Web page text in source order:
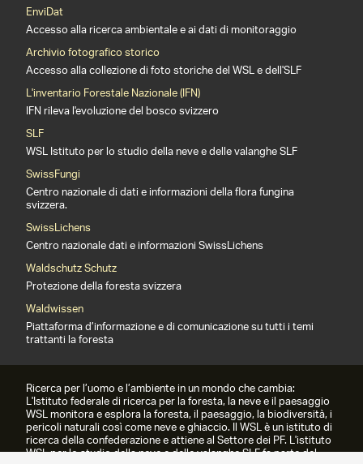
EnviDat
Accesso alla ricerca ambientale e ai dati di monitoraggio
Archivio fotografico storico
Accesso alla collezione di foto storiche del WSL e dell'SLF
L'inventario Forestale Nazionale (IFN)
IFN rileva l'evoluzione del bosco svizzero
SLF
WSL Istituto per lo studio della neve e delle valanghe SLF
SwissFungi
Centro nazionale di dati e informazioni della flora fungina
svizzera.
SwissLichens
Centro nazionale dati e informazioni SwissLichens
Waldschutz Schutz
Protezione della foresta svizzera
Waldwissen
Piattaforma d’informazione e di comunicazione su tutti i temi
trattanti la foresta
Ricerca per l’uomo e l’ambiente in un mondo che cambia:
L'Istituto federale di ricerca per la foresta, la neve e il paesaggio
WSL monitora e esplora la foresta, il paesaggio, la biodiversità, i
pericoli naturali così come neve e ghiaccio. Il WSL è un istituto di
ricerca della confederazione e attiene al Settore dei PF. L'istituto
WSL per lo studio della neve e delle valanghe SLF fa parte del